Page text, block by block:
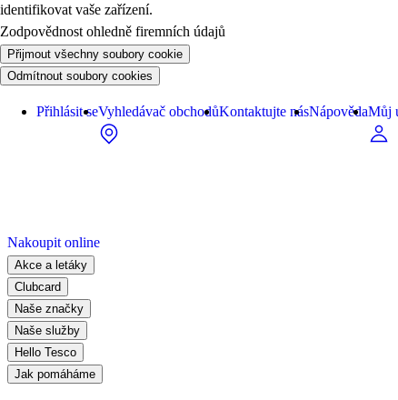
identifikovat vaše zařízení.
Zodpovědnost ohledně firemních údajů
Přijmout všechny soubory cookie
Odmítnout soubory cookies
Přihlásit seVyhledávač obchodůKontaktujte násNápovědaMůj
Nakoupit online
Akce a letáky
Clubcard
Naše značky
Naše služby
Hello Tesco
Jak pomáháme